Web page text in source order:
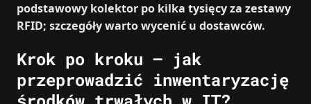
podstawowy kolektor po kilka tysięcy za zestawy
RFID; szczegóły warto wycenić u dostawców.
Krok po kroku – jak
przeprowadzić inwentaryzację